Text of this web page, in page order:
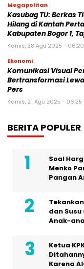
Megapolitan
Kasubag TU: Berkas
Hilang di Kantah
Kabupaten Bogor 1,
Kamis, 28 Agu 2025 - 06:20
Ekonomi
Komunikasi Visual
Bertransformasi
Pers
Kamis, 21 Agu 2025 - 06:25
BERITA POPULER
Soal
Menko
Pangan
dan
Anak-
Ketua
Karena